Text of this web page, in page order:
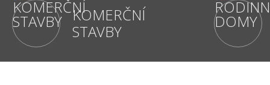
KOMERČNÍ
STAVBY